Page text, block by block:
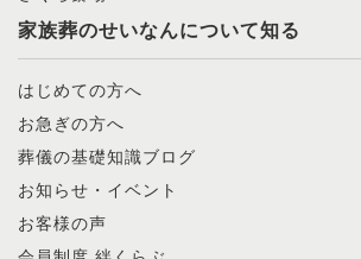
家族葬のせいなんについて知る
はじめての方へ
お急ぎの方へ
葬儀の基礎知識ブログ
お知らせ・イベント
お客様の声